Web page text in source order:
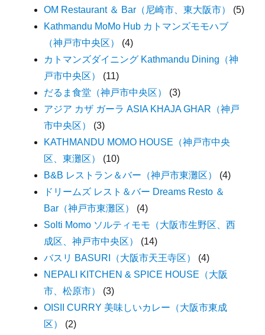
OM Restaurant ＆ Bar（尼崎市、東大阪市）
(5)
Kathmandu MoMo Hub カトマンズモモハブ
（神戸市中央区）
(4)
カトマンズダイニング Kathmandu Dining（神
戸市中央区）
(11)
だるま食堂（神戸市中央区）
(3)
アジア カザ ガーラ ASIA KHAJA GHAR（神戸
市中央区）
(3)
KATHMANDU MOMO HOUSE（神戸市中央
区、東灘区）
(10)
B&B レストラン＆バー（神戸市東灘区）
(4)
ドリームズ レスト＆バー Dreams Resto ＆
Bar（神戸市東灘区）
(4)
Solti Momo ソルティモモ（大阪市生野区、西
成区、神戸市中央区）
(14)
バスリ BASURI（大阪市天王寺区）
(4)
NEPALI KITCHEN & SPICE HOUSE（大阪
市、松原市）
(3)
OISII CURRY 美味しいカレー（大阪市東成
区）
(2)